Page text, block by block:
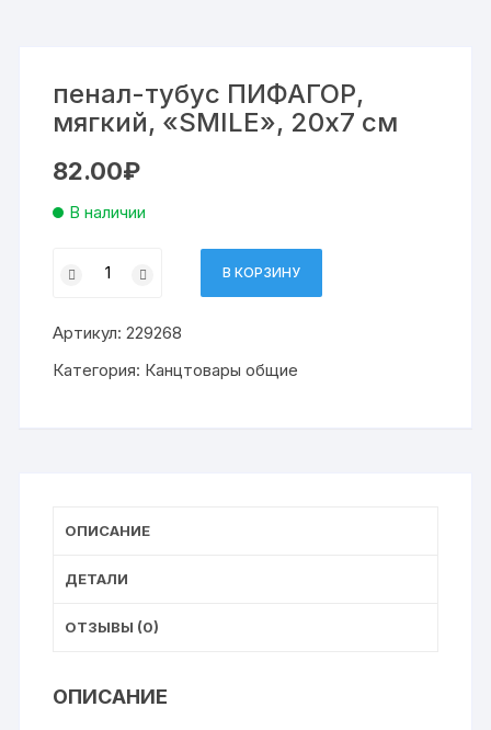
пенал-тубус ПИФАГОР,
мягкий, «SMILE», 20х7 см
82.00₽
В наличии
товара
тубус
ПИФАГОР,
В КОРЗИНУ
Артикул:229268
Категория: Канцтовары общие
ОПИСАНИЕ
ДЕТАЛИ
ОТЗЫВЫ (0)
ОПИСАНИЕ